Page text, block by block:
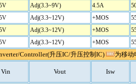
Adj(3.3~9V) 4.5A
Adj(3.3~12V) +MOS
Adj(3.3~12V) +MOS
Adj(3.3~12V) +MOS
Controller(升压IC/升压控制IC)
为移动
Vin Vout Isw